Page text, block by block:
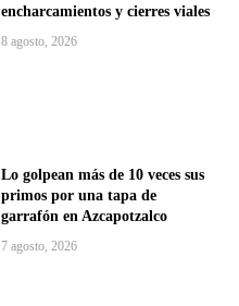
encharcamientos y cierres viales
8 agosto, 2026
Lo golpean más de 10 veces sus
primos por una tapa de
garrafón en Azcapotzalco
7 agosto, 2026